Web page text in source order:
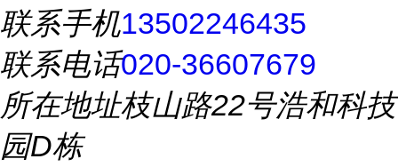
联系手机13502246435
联系电话020-36607679
所在地址枝山路22号浩和科技
园D栋